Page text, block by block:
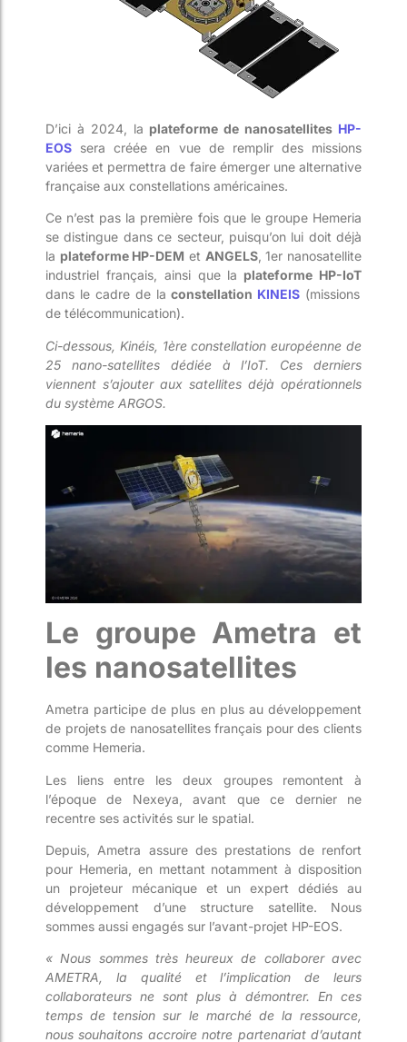
D’ici à 2024, la plateforme de nanosatellites HP-
EOS sera créée en vue de remplir des missions
variées et permettra de faire émerger une alternative
française aux constellations américaines.
Ce n’est pas la première fois que le groupe Hemeria
se distingue dans ce secteur, puisqu’on lui doit déjà
la plateforme HP-DEM et ANGELS, 1er nanosatellite
industriel français, ainsi que la plateforme HP-IoT
dans le cadre de laconstellation KINEIS (missions
de télécommunication).
Ci-dessous, Kinéis, 1ère constellation européenne de
25 nano-satellites dédiée à l’IoT. Ces derniers
viennent s’ajouter aux satellites déjà opérationnels
du système ARGOS.
Le groupe Ametra et
les nanosatellites
Ametra participe de plus en plus au développement
de projets de nanosatellites français pour des clients
comme Hemeria.
Les liens entre les deux groupes remontent à
l’époque de Nexeya, avant que ce dernier ne
recentre ses activités sur le spatial.
Depuis, Ametra assure des prestations de renfort
pour Hemeria, en mettant notamment à disposition
un projeteur mécanique et un expert dédiés au
développement d’une structure satellite. Nous
sommes aussi engagés sur l’avant-projet HP-EOS.
« Nous sommes très heureux de collaborer avec
AMETRA, la qualité et l’implication de leurs
collaborateurs ne sont plus à démontrer. En ces
temps de tension sur le marché de la ressource,
nous souhaitons accroire notre partenariat d’autant